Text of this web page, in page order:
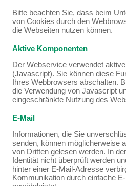
Bitte beachten Sie, dass beim
von Cookies durch den
die Webseiten nutzen können.
Aktive Komponenten
Der Webservice verwendet
(Javascript). Sie können diese
Ihres Webbrowsers abschalten.
die Verwendung von Javascript
eingeschränkte Nutzung des
E-Mail
Informationen, die Sie
senden, können möglicherweise
von Dritten gelesen werden. In
Identität nicht überprüft werden
hinter einer E-Mail-Adresse
Kommunikation durch einfache